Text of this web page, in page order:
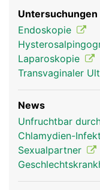
Untersuchungen
Endoskopie
Laparoskopie
Transvaginaler
News
Unfruchtbar
Chlamydien-
Sexualpartner